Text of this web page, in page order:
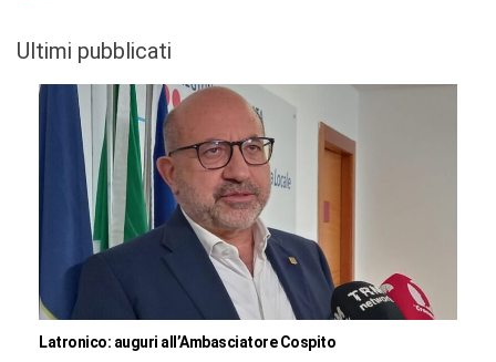
Ultimi pubblicati
Latronico: auguri all’Ambasciatore Cospito